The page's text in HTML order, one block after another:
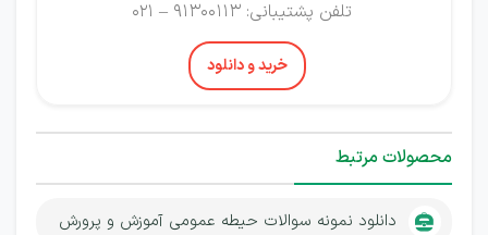
تلفن پشتیبانی: 91300113 – 021
خرید و دانلود
محصولات مرتبط
دانلود نمونه سوالات حیطه عمومی آموزش و پرورش